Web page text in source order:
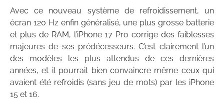
Avec ce nouveau système de refroidissement, un
écran 120 Hz enfin généralisé, une plus grosse batterie
et plus de RAM, l’iPhone 17 Pro corrige des faiblesses
majeures de ses prédécesseurs. C’est clairement l’un
des modèles les plus attendus de ces dernières
années, et il pourrait bien convaincre même ceux qui
avaient été refroidis (sans jeu de mots) par les iPhone
15 et 16.